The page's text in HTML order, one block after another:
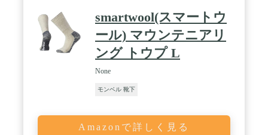
smartwool(スマートウ
ール) マウンテニアリ
ング トウプ L
None
モンベル 靴下
Amazonで詳しく見る